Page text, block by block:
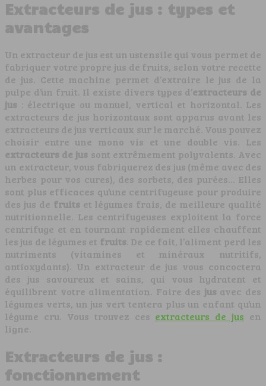
Extracteurs de jus : types et
avantages
Un extracteur de jus est un ustensile qui vous permet de
fabriquer votre propre jus de fruits, selon votre recette
de jus. Cette machine permet d’extraire le jus de la
pulpe d’un fruit. Il existe divers types d’extracteurs de
jus : électrique ou manuel, vertical et horizontal. Les
extracteurs de jus horizontaux sont apparus avant les
extracteurs de jus verticaux sur le marché. Vous pouvez
choisir entre une mono vis et une double vis. Les
extracteurs de jus sont extrêmement polyvalents. Avec
un extracteur, vous fabriquerez des jus (même avec des
herbes pour vos cures), des sorbets, des purées… Elles
sont plus efficaces qu’une centrifugeuse pour produire
des jus de fruits et légumes frais, de meilleure qualité
nutritionnelle. Les centrifugeuses exploitent la force
centrifuge et en tournant rapidement elles chauffent
les jus de légumes et fruits . De ce fait, l’aliment perd les
nutriments (vitamines et minéraux nutritifs,
antioxydants). Un extracteur de jus vous concoctera
des jus savoureux et sains, qui vous hydratent et
équilibrent votre alimentation. Faire des jus avec des
légumes verts, un jus vert tentera plus un enfant qu’un
légume cru. Vous trouvez ces extracteurs de jus en
ligne.
Extracteurs de jus :
fonctionnement